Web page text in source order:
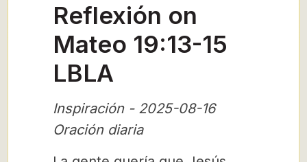
Reflexión on
Mateo 19:13-15
LBLA
Inspiración - 2025-08-16
Oración diaria